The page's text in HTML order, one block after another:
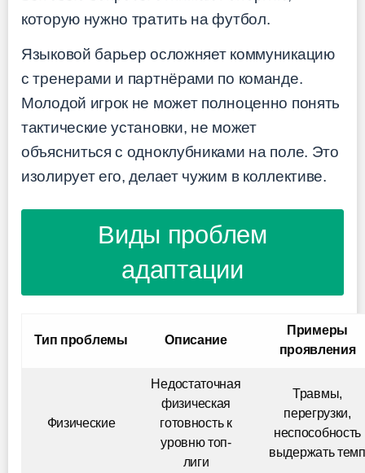
которую нужно тратить на футбол.
Языковой барьер осложняет коммуникацию
с тренерами и партнёрами по команде.
Молодой игрок не может полноценно понять
тактические установки, не может
объясниться с одноклубниками на поле. Это
изолирует его, делает чужим в коллективе.
Виды проблем
адаптации
Тип проблемы Описание
Примеры
проявления
Физические
Недостаточная
физическая
готовность к
уровню топ-
лиги
Травмы,
перегрузки,
неспособность
выдержать темп